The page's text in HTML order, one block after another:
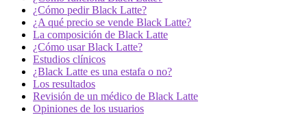
¿Cómo pedir Black Latte?
¿A qué precio se vende Black Latte?
La composición de Black Latte
¿Cómo usar Black Latte?
Estudios clínicos
¿Black Latte es una estafa o no?
Los resultados
Revisión de un médico de Black Latte
Opiniones de los usuarios